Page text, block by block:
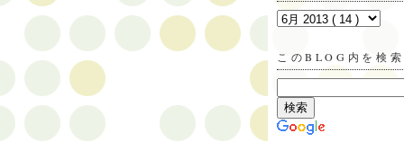
このBLOG内を検索